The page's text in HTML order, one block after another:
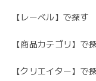
【レーベル】で探す
【商品カテゴリ】で
【クリエイター】で